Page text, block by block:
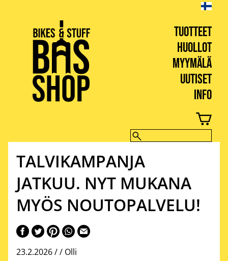
TUOTTEET
HUOLLOT
MYYMÄLÄ
UUTISET
INFO
BIKES & STUFF
TALVIKAMPANJA
JATKUU. NYT MUKANA
MYÖS NOUTOPALVELU!
23.2.2026 / / Olli